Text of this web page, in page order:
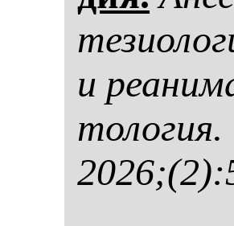
и
то­ло­гия.